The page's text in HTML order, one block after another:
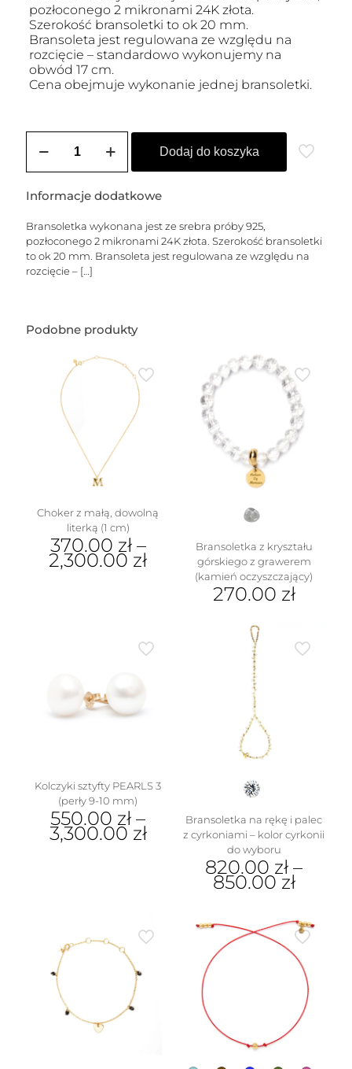
pozłoconego 2 mikronami 24K złota.
Szerokość bransoletki to ok 20 mm.
Bransoleta jest regulowana ze względu na
rozcięcie – standardowo wykonujemy na
obwód 17 cm.
Cena obejmuje wykonanie jednej bransoletki.
Bransoletka
2
cm)
Dodaj do koszyka
Informacje dodatkowe
Bransoletka wykonana jest ze srebra próby 925,
pozłoconego 2 mikronami 24K złota. Szerokość bransoletki
to ok 20 mm. Bransoleta jest regulowana ze względu na
rozcięcie – […]
Podobne produkty
Choker z małą, dowolną
literką (1 cm)
370.00 zł–
2,300.00 zł
wariantów.
na
stronie
Bransoletka z kryształu
górskiego z grawerem
(kamień oczyszczający)
270.00 zł
Kolczyki sztyfty PEARLS 3
(perły 9-10 mm)
550.00 zł –
3,300.00 zł
można
wybrać
produktu
Bransoletka na rękę i palec
z cyrkoniami – kolor cyrkonii
do wyboru
820.00 zł –
850.00 zł
ma
wiele
wariantów.
stronie
produktu